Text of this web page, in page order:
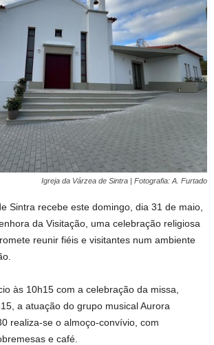
Igreja da Várzea de Sintra | Fotografia: A. Furtado
Sintra recebe este domingo, dia 31 de maio,
da Visitação, uma celebração religiosa
reunir fiéis e visitantes num ambiente
às 10h15 com a celebração da missa,
a atuação do grupo musical Aurora
realiza-se o almoço-convívio, com
e café.